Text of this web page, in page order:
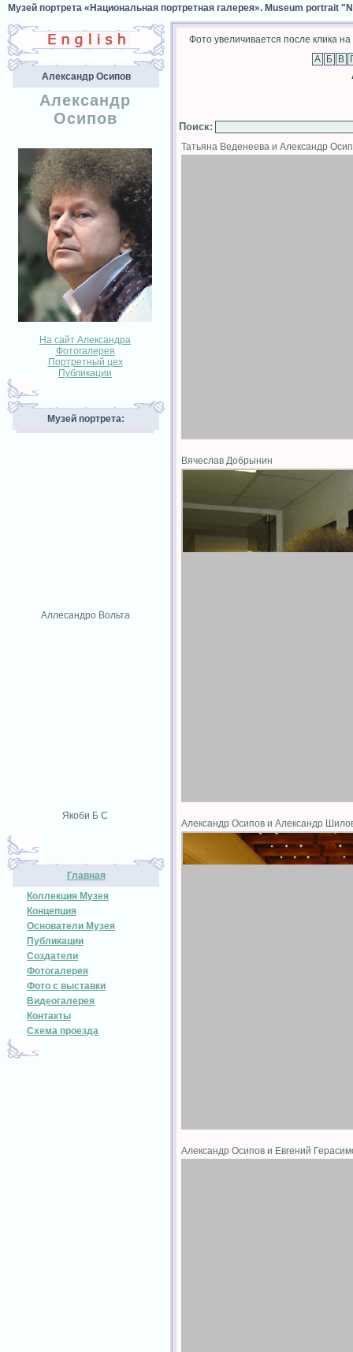
Музей портрета «Национальная портретная галерея». Museum portrait
Александр Осипов
Александр
Осипов
На сайт Александра
Фотогалерея
Портретный цех
Публикации
Музей портрета:
Аллесандро Вольта
Якоби Б С
Главная
Коллекция Музея
Концепция
Основатели Музея
Публикации
Создатели
Фотогалерея
Фото с выставки
Видеогалерея
Контакты
Схема проезда
Фото увеличивается после клика на
Поиск:
Татьяна Веденеева и Александр
Вячеслав Добрынин
Александр Осипов и Александр
Александр Осипов и Евгений